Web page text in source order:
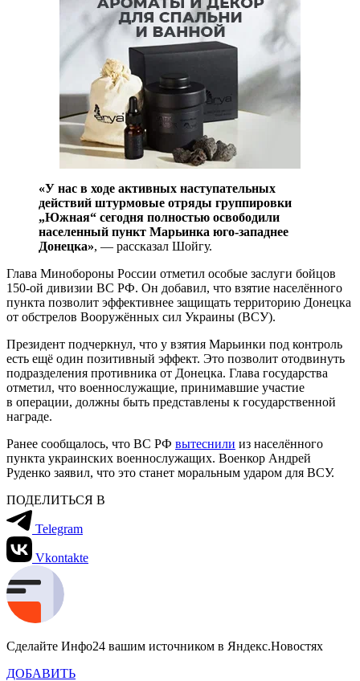
«У нас в ходе активных наступательных
действий штурмовые отряды группировки
„Южная“ сегодня полностью освободили
населенный пункт Марьинка юго-западнее
Донецка», — рассказал Шойгу.
Глава Минобороны России отметил особые заслуги бойцов
150-ой дивизии ВС РФ. Он добавил, что взятие населённого
пункта позволит эффективнее защищать территорию Донецка
от обстрелов Вооружённых сил Украины (ВСУ).
Президент подчеркнул, что у взятия Марьинки под контроль
есть ещё один позитивный эффект. Это позволит отодвинуть
подразделения противника от Донецка. Глава государства
отметил, что военнослужащие, принимавшие участие
в операции, должны быть представлены к государственной
награде.
Ранее сообщалось, что ВС РФ вытеснили из населённого
пункта украинских военнослужащих. Военкор Андрей
Руденко заявил, что это станет моральным ударом для ВСУ.
ПОДЕЛИТЬСЯ В
Telegram
Vkontakte
Сделайте Инфо24 вашим источником в Яндекс.Новостях
ДОБАВИТЬ